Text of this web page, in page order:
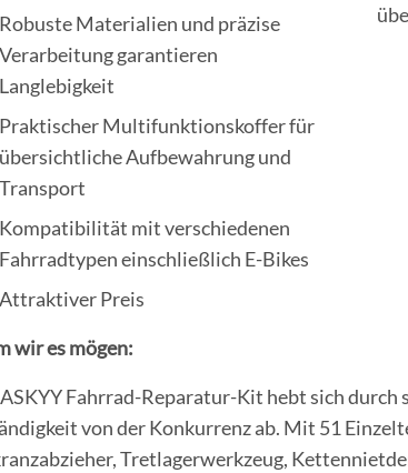
Robuste Materialien und präzise
Verarbeitung garantieren
Langlebigkeit
Praktischer Multifunktionskoffer für
übersichtliche Aufbewahrung und
Transport
Kompatibilität mit verschiedenen
Fahrradtypen einschließlich E-Bikes
Attraktiver Preis
wir es mögen:
Fahrrad-Reparatur-Kit hebt sich durch
von der Konkurrenz ab. Mit 51
Tretlagerwerkzeug,